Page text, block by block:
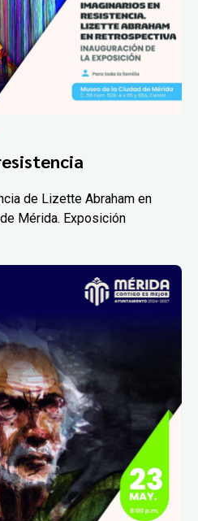
de Lizette Abraham en
Mérida. Exposición